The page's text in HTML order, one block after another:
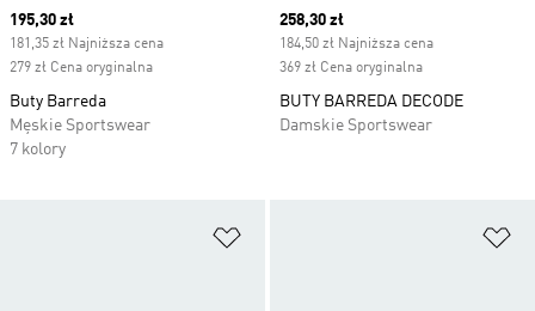
Current price
195,30 zł
181,35 zł Najniższa cena
279 zł Cena oryginalna
Buty Barreda
Męskie Sportswear
7 kolory
Current price
258,30 zł
184,50 zł Najniższa cena
369 zł Cena oryginalna
BUTY BARREDA DECODE
Damskie Sportswear